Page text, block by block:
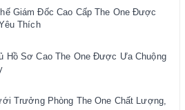
Giám Đốc Cao Cấp The One Được
Thích
Hồ Sơ Cao The One Được Ưa Chuộng
Trưởng Phòng The One Chất Lượng,